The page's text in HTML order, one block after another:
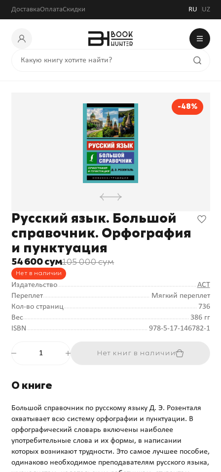
ДоставкаОплатаСкидки RU UZ
-48%
Русский язык. Большой
справочник. Орфография
и пунктуация
54 600 сум105 000 сум
Нет в наличии
Издательство
АСТ
Переплет
Мягкий переплет
Кол-во страниц
736
Вес
386 гг
ISBN
978-5-17-146782-1
Нет книг в наличии
О книге
Большой справочник по русскому языку Д. Э. Розенталя
охватывает всю систему орфографии и пунктуации. В
орфографический словарь включены наиболее
употребительные слова и их формы, в написании
которых возникают трудности. Это самое лучшее пособие,
одинаково необходимое преподавателям русского языка,